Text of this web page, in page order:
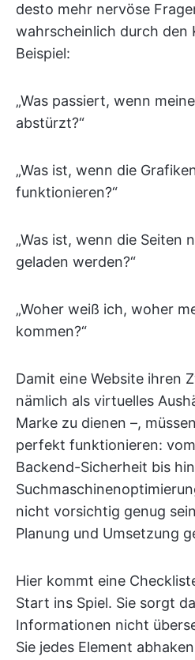
desto mehr nervöse
wahrscheinlich durch den
Beispiel:
„Was passiert, wenn
abstürzt?“
„Was ist, wenn die
funktionieren?“
„Was ist, wenn die Seiten
geladen werden?“
„Woher weiß ich, woher
kommen?“
Damit eine Website ihren
nämlich als virtuelles
Marke zu dienen –,
perfekt funktionieren:
Backend-Sicherheit bis
nicht vorsichtig genug
Planung und Umsetzung
Hier kommt eine
Start ins Spiel. Sie sorgt
Informationen nicht
Sie jedes Element